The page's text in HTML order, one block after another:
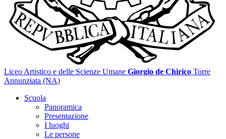
Liceo Artistico e delle Scienze Umane Giorgio de Chirico Torre
Annunziata (NA)
Scuola
Panoramica
Presentazione
I luoghi
Le persone